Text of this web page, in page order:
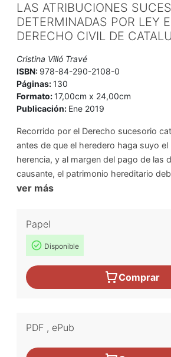
LAS ATRIBUCIONES
DETERMINADAS POR LEY
DERECHO CIVIL DE
Cristina Villó Travé
ISBN: 978-84-290-2108-0
Páginas:130
Formato:17,00cm x 24,00cm
Publicación: Ene 2019
Recorrido por el Derecho sucesorio
antes de que el heredero haga suyo el
herencia, y al margen del pago de las
causante, el patrimonio hereditario
ver más
Papel
Disponible
Comprar
PDF , ePub